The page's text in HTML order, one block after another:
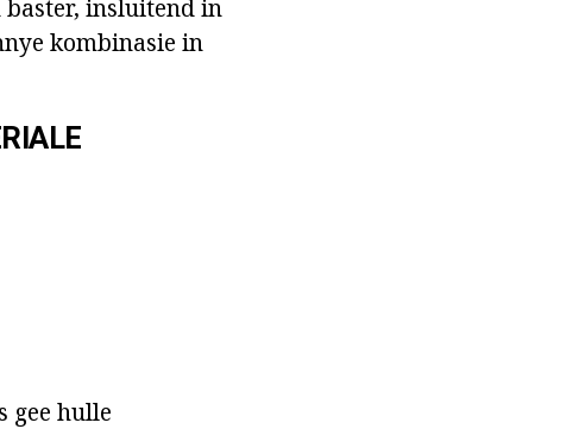
insluitend in
kombinasie in
gee hulle